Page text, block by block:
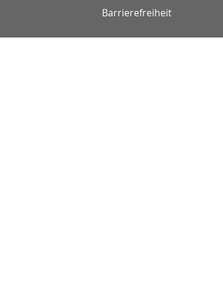
Barrierefreiheit